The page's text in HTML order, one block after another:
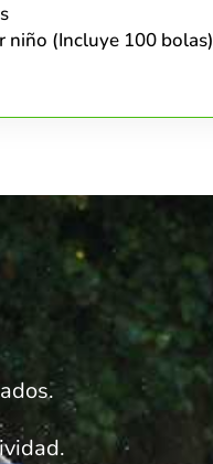
niño (Incluye 100 bolas)